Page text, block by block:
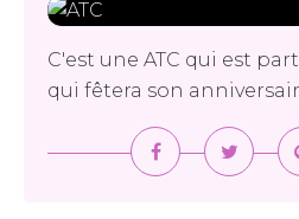
C'est une ATC qui est
qui fêtera son